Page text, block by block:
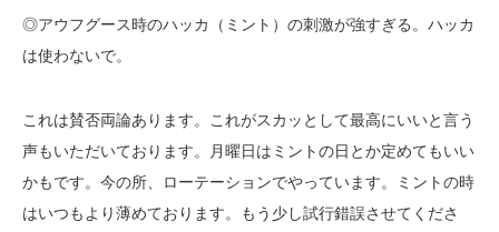
◎アウフグース時のハッカ（ミント）の刺激が強すぎる。ハッカ
は使わないで。
これは賛否両論あります。これがスカッとして最高にいいと言う
声もいただいております。月曜日はミントの日とか定めてもいい
かもです。今の所、ローテーションでやっています。ミントの時
はいつもより薄めております。もう少し試行錯誤させてくださ